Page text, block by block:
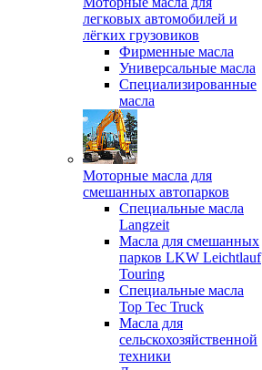
легковых автомобилей и
лёгких грузовиков
Фирменные масла
Универсальные масла
Специализированные
масла
Моторные масла для
смешанных автопарков
Специальные масла
Langzeit
Масла для смешанных
парков LKW Leichtlauf
Touring
Специальные масла
Top Tec Truck
Масла для
сельскохозяйственной
техники